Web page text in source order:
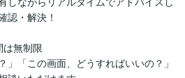
認・解決！
無制限
」「この画面、どうすればいいの？」